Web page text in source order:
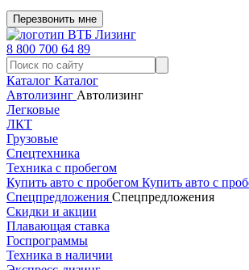
Перезвонить мне
8 800 700 64 89
Каталог Каталог
Автолизинг Автолизинг
Легковые
ЛКТ
Грузовые
Спецтехника
Техника с пробегом
Купить авто с пробегом Купить авто с
Спецпредложения Спецпредложения
Скидки и акции
Плавающая ставка
Госпрограммы
Техника в наличии